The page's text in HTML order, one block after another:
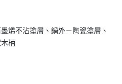
烯不沾塗層、鍋外－陶瓷塗層、
柄